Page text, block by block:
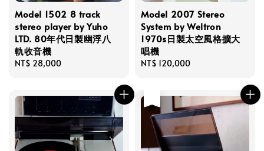
Model 1502 8 track
stereo player by Yuho
LTD. 80年代日製幽浮八
軌收音機
Regular
NT$ 28,000
Model 2007 Stereo
System by Weltron
1970s日製太空風格擴大
唱機
Regular
NT$ 120,000